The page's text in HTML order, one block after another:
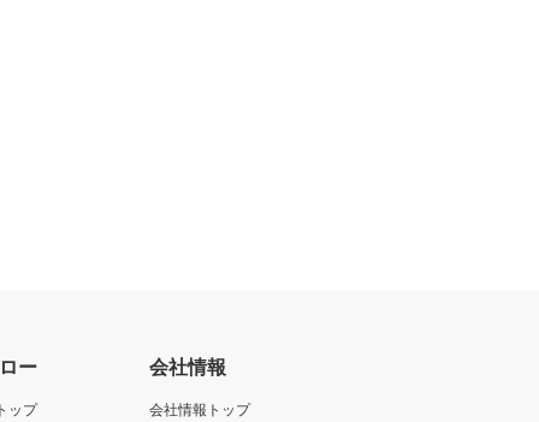
ー
ップ
会社情報
会社情報トップ